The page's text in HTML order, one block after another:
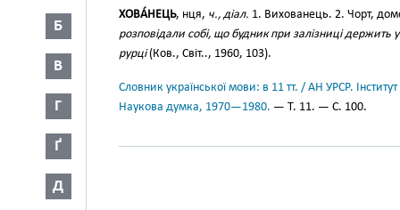
Б
В
Г
Ґ
Д
ХОВА́НЕЦЬ, нця, ч., діал. 1. Вихованець. 2. Чорт,
розповідали собі, що будник при залізниці держить
рурці(Ков., Світ.., 1960, 103).
Словник української мови: в 11 тт. / АН УРСР.
Наукова думка, 1970—1980. — Т. 11. — С. 100.